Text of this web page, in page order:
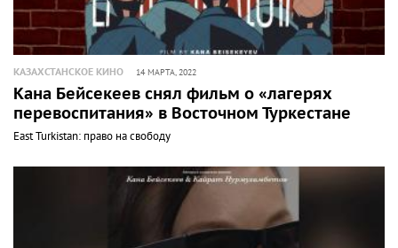
КАЗАХСТАНСКОЕ КИНО 14 МАРТА, 2022
Кана Бейсекеев снял фильм о «лагерях
перевоспитания» в Восточном Туркестане
East Turkistan: право на свободу